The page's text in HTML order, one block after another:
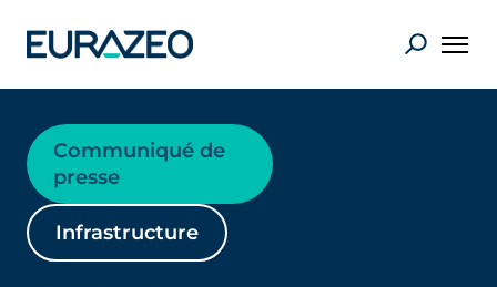
Communiqué de
presse
Infrastructure